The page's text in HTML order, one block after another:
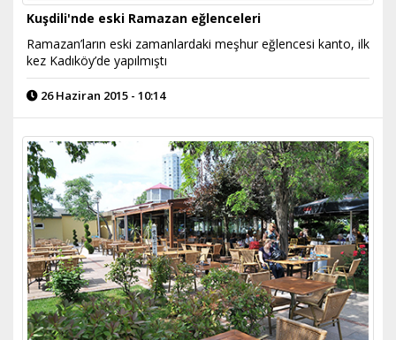
Kuşdili'nde eski Ramazan eğlenceleri
Ramazan’ların eski zamanlardaki meşhur eğlencesi kanto, ilk
kez Kadıköy’de yapılmıştı
26 Haziran 2015 - 10:14